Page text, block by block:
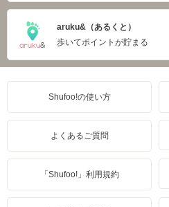
aruku&（あるくと）
歩いてポイントが貯まる
Shufoo!の使い方
よくあるご質問
「Shufoo!」利用規約